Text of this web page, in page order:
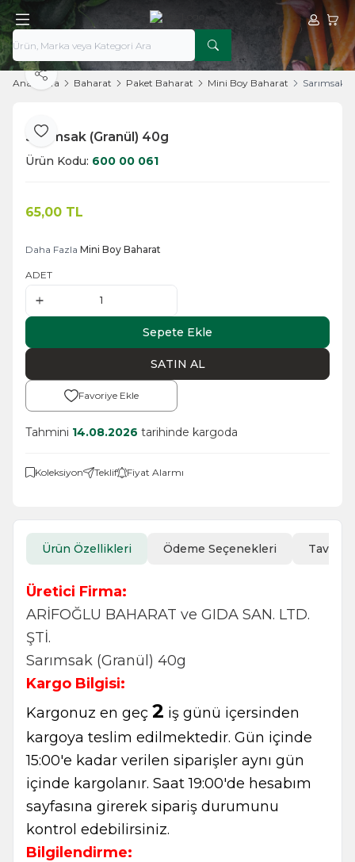
Hesabım
Ana Sayfa Baharat Paket Baharat Mini Boy Baharat Sarımsak
Favoriye Ekle
Paylaş
Sarımsak (Granül) 40g
Ürün Kodu: 600 00 061
65,00 TL
Daha Fazla Mini Boy Baharat
ADET
Sepete Ekle
SATIN AL
Favoriye Ekle
Tahmini 14.08.2026 tarihinde kargoda
Koleksiyon Teklif Fiyat Alarmı
Ürün Özellikleri Ödeme Seçenekleri Tavsiye
Üretici Firma:
ARİFOĞLU BAHARAT ve GIDA SAN. LTD.
ŞTİ.
Sarımsak (Granül) 40g
Kargo Bilgisi:
Kargonuz en geç 2 iş günü içersinden
kargoya teslim edilmektedir. Gün içinde
15:00'e kadar verilen siparişler aynı gün
içinde kargolanır. Saat 19:00'de hesabım
sayfasına girerek sipariş durumunu
kontrol edebilirsiniz.
Bilgilendirme: